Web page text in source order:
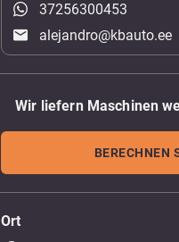
37256300453
alejandro@kbauto.ee
Wir liefern Maschinen
BERECHNEN
Ort